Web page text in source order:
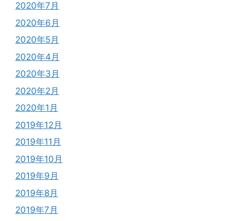
2020年7月
2020年6月
2020年5月
2020年4月
2020年3月
2020年2月
2020年1月
2019年12月
2019年11月
2019年10月
2019年9月
2019年8月
2019年7月